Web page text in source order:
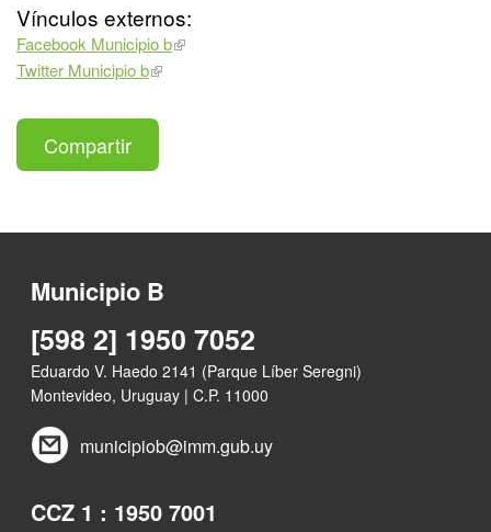
Vínculos externos:
Facebook Municipio b
Twitter Municipio b
Compartir
Municipio B
[598 2] 1950 7052
Eduardo V. Haedo 2141 (Parque Líber Seregni)
Montevideo, Uruguay | C.P. 11000
municipiob@imm.gub.uy
CCZ 1 : 1950 7001